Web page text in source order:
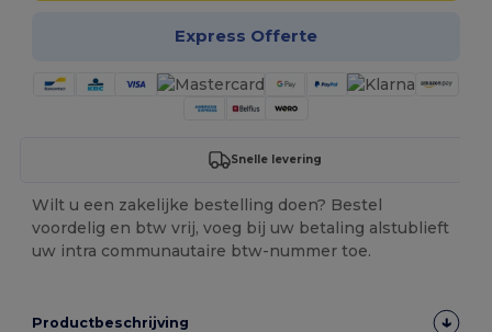
Express Offerte
Snelle levering
Wilt u een zakelijke bestelling doen? Bestel
voordelig en btw vrij, voeg bij uw betaling alstublieft
uw intra communautaire btw-nummer toe.
Productbeschrijving